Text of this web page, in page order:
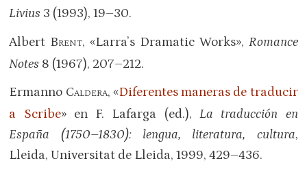
Livius 3 (1993), 19–30.
Albert BRENT, «Larra’s Dramatic Works», Romance
Notes 8 (1967), 207–212.
Ermanno CALDERA, «Diferentes maneras de traducir
a Scribe» en F. Lafarga (ed.),La traducción en
España (1750–1830): lengua, literatura, cultura,
Lleida, Universitat de Lleida, 1999, 429–436.